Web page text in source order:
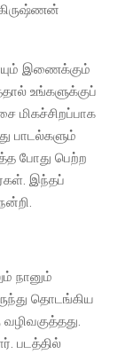
இணைக்கும்
உங்களுக்குப்
மிகச்சிறப்பாக
பாடல்களும்
போது பெற்ற
இந்தப்
நானும்
தொடங்கிய
படத்தில்